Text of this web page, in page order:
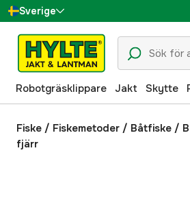
Sverige
Danmark
Suomi
Norge
Deutschland
Robotgräsklippare Jakt Skytte
Fiske / Fiskemetoder / Båtfiske /
fjärr